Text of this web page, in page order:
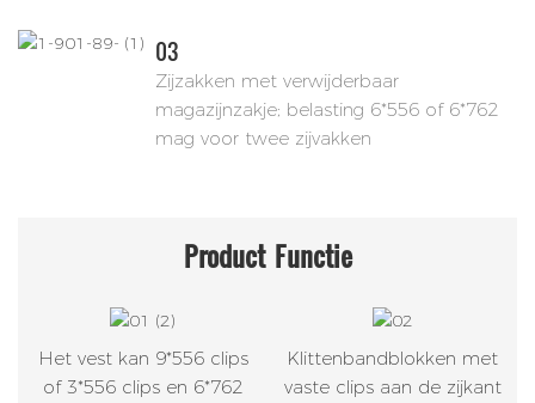
03
Zijzakken met verwijderbaar
magazijnzakje; belasting 6*556 of 6*762
mag voor twee zijvakken
Product Functie
Het vest kan 9*556 clips
of 3*556 clips en 6*762
Klittenbandblokken met
vaste clips aan de zijkant